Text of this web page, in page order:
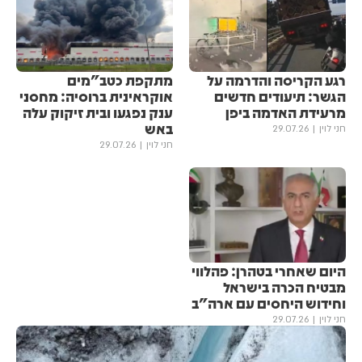
רגע הקריסה והדרמה על
הגשר: תיעודים חדשים
מרעידת האדמה ביפן
חני לוין 29.07.26
מתקפת כטב"מים
אוקראינית ברוסיה: מחסני
ענק נפגעו ובית זיקוק עלה
באש
חני לוין 29.07.26
היום שאחרי בטהרן: פהלווי
מבטיח הכרה בישראל
וחידוש היחסים עם ארה"ב
חני לוין 29.07.26